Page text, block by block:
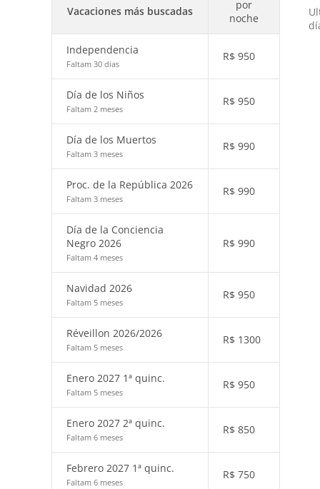
Vacaciones más buscadas
por
noche
Independencia
Faltam 30 dias
R$ 950
Día de los Niños
Faltam 2 meses
R$ 950
Día de los Muertos
Faltam 3 meses
R$ 990
Proc. de la República 2026
Faltam 3 meses
R$ 990
Día de la Conciencia
Negro 2026
Faltam 4 meses
R$ 990
Navidad 2026
Faltam 5 meses
R$ 950
Réveillon 2026/2026
Faltam 5 meses
R$ 1300
Enero 2027 1ª quinc.
Faltam 5 meses
R$ 950
Enero 2027 2ª quinc.
Faltam 6 meses
R$ 850
Febrero 2027 1ª quinc.
Faltam 6 meses
R$ 750